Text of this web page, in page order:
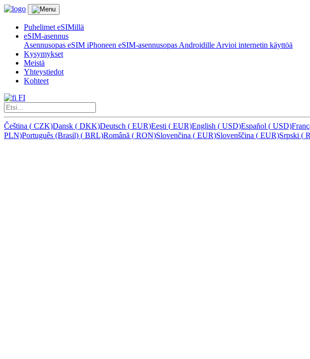
Puhelimet eSIMillä
eSIM-asennus
Asennusopas eSIM iPhoneen eSIM-asennusopas Androidille Arvioi internetin käyttöä
Kysymykset
Meistä
Yhteystiedot
Kohteet
FI
Čeština ( CZK)Dansk ( DKK)Deutsch ( EUR)Eesti ( EUR)English ( USD)Español ( USD)
PLN)Português (Brasil) ( BRL)Română ( RON)Slovenčina ( EUR)Slovenščina ( EUR)Srpski (